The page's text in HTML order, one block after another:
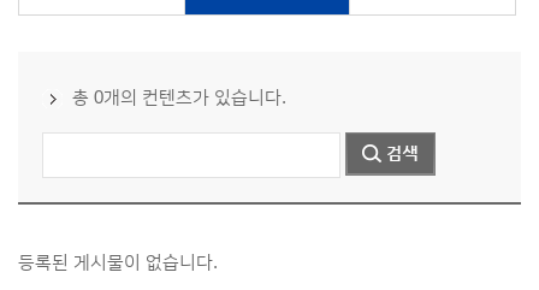
총 0개의 컨텐츠가 있습니다.
등록된 게시물이 없습니다.